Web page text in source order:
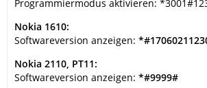
Programmiermodus aktivieren:
Nokia 1610:
Softwareversion anzeigen:
Nokia 2110, PT11:
Softwareversion anzeigen: *#9999#